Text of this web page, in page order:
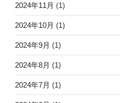
2024年11月 (1)
2024年10月 (1)
2024年9月 (1)
2024年8月 (1)
2024年7月 (1)